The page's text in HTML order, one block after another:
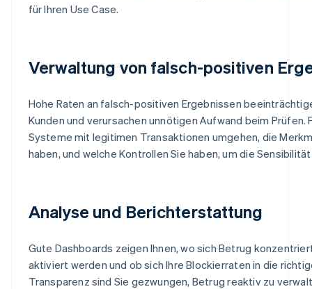
für Ihren Use Case.
Verwaltung von falsch-positiven
Hohe Raten an falsch-positiven Ergebnissen
Kunden und verursachen unnötigen Aufwand beim Prüfen.
Systeme mit legitimen Transaktionen umgehen, die
haben, und welche Kontrollen Sie haben, um die
Analyse und Berichterstattung
Gute Dashboards zeigen Ihnen, wo sich Betrug
aktiviert werden und ob sich Ihre Blockierraten in die
Transparenz sind Sie gezwungen, Betrug reaktiv zu